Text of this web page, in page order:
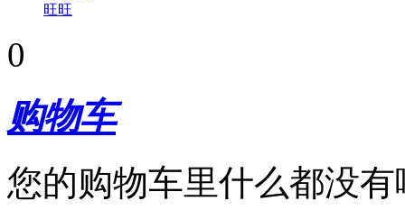
旺旺
0
购物车
您的购物车里什么都没有